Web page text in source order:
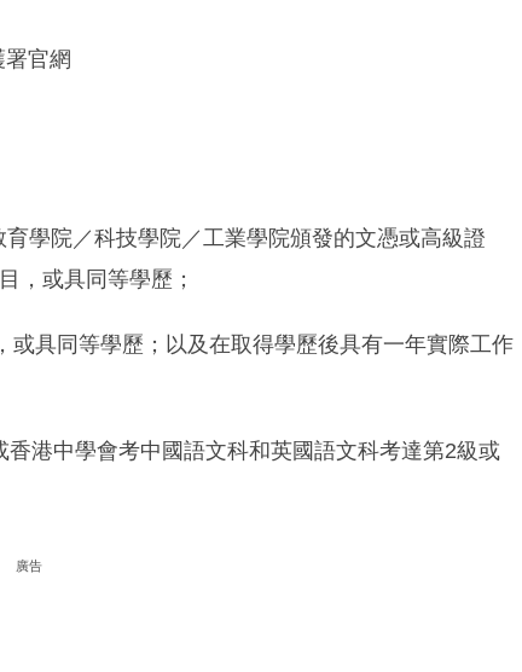
署官網
學院／科技學院／工業學院頒發的文憑或高級證
，或具同等學歷；
具同等學歷；以及在取得學歷後具有一年實際工作
港中學會考中國語文科和英國語文科考達第2級或
廣告